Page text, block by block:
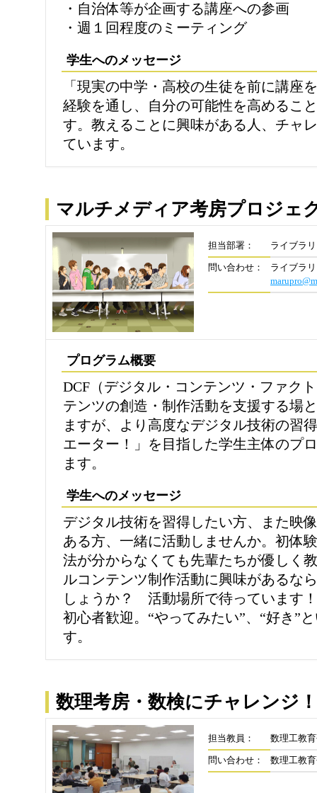
・自治体等が企画する講座への参画
・週１回程度のミーティング
学生へのメッセージ
「現実の中学・高校の生徒を前に講座
経験を通し、自分の可能性を高めるこ
す。教えることに興味がある人、チャ
ています。
マルチメディア考房プロジェ
担当部署： ライブラ
問い合わせ：
ライブラ
プログラム概要
DCF（デジタル・コンテンツ・ファク
テンツの創造・制作活動を支援する場
ますが、より高度なデジタル技術の習
エーター！」を目指した学生主体のプ
ます。
学生へのメッセージ
デジタル技術を習得したい方、また映
ある方、一緒に活動しませんか。初体
法が分からなくても先輩たちが優しく
ルコンテンツ制作活動に興味があるな
しょうか？ 活動場所で待っています！
初心者歓迎。“やってみたい”、“好き”
す。
数理考房・数検にチャレンジ
担当教員： 数理工教
問い合わせ： 数理工教